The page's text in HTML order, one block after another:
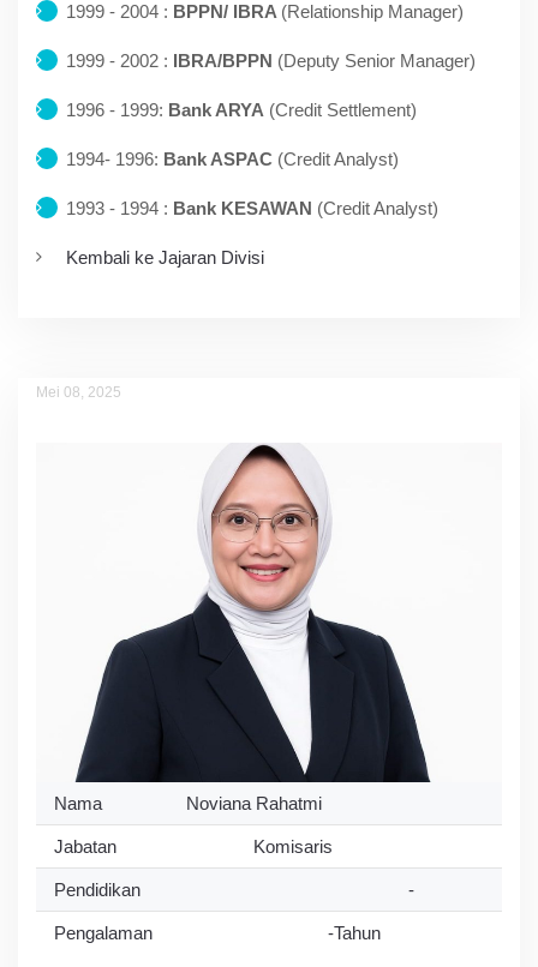
1999 - 2004 : BPPN/ IBRA (Relationship Manager)
1999 - 2002 : IBRA/BPPN (Deputy Senior Manager)
1996 - 1999: Bank ARYA (Credit Settlement)
1994- 1996: Bank ASPAC (Credit Analyst)
1993 - 1994 : Bank KESAWAN (Credit Analyst)
Kembali ke Jajaran Divisi
Mei 08, 2025
Nama Noviana Rahatmi
Jabatan Komisaris
Pendidikan -
Pengalaman -Tahun